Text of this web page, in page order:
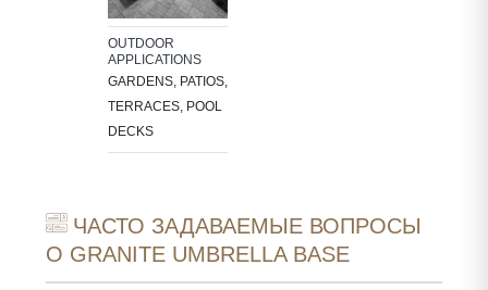
OUTDOOR
APPLICATIONS
GARDENS, PATIOS,
TERRACES, POOL
DECKS
ЧАСТО ЗАДАВАЕМЫЕ ВОПРОСЫ
О GRANITE UMBRELLA BASE